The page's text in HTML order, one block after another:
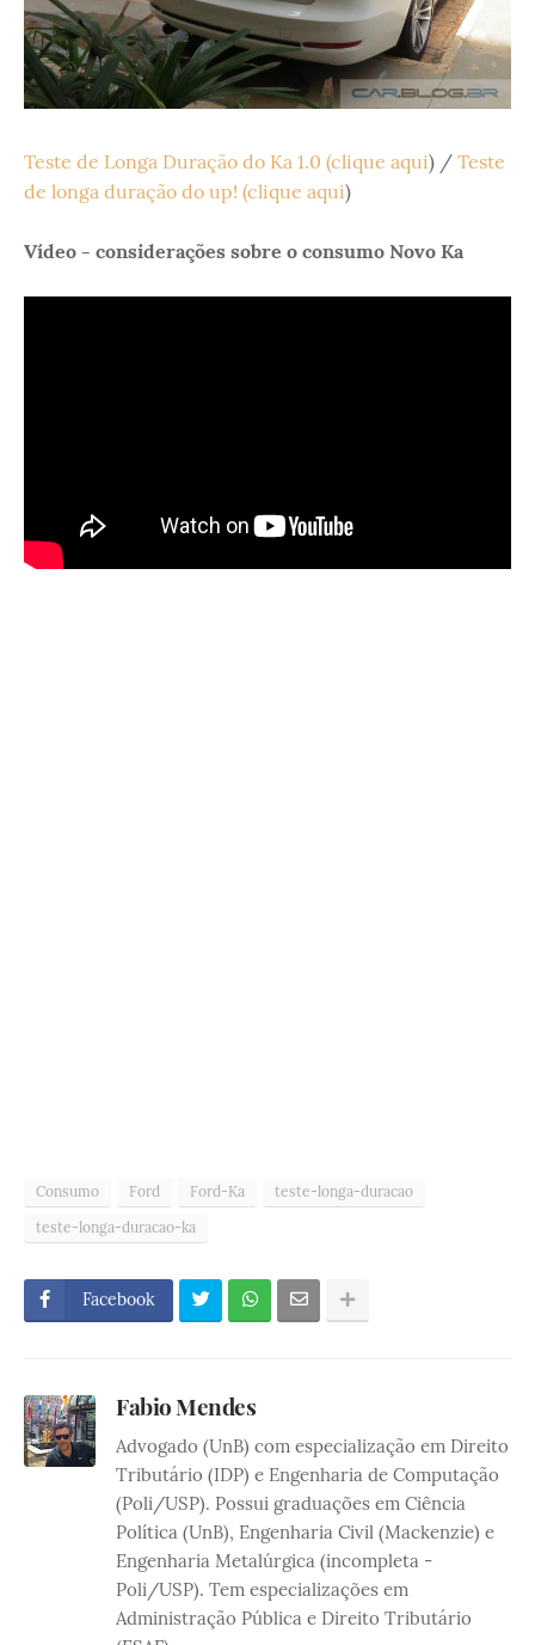
Teste de Longa Duração do Ka 1.0 (clique aqui) / Teste
de longa duração do up! (clique aqui)
Vídeo - considerações sobre o consumo Novo Ka
Consumo Ford Ford-Ka
teste-longa-duracao
teste-longa-duracao-ka
Facebook
Fabio Mendes
Advogado (UnB) com especialização em Direito
Tributário (IDP) e Engenharia de Computação
(Poli/USP). Possui graduações em Ciência
Política (UnB), Engenharia Civil (Mackenzie) e
Engenharia Metalúrgica (incompleta -
Poli/USP). Tem especializações em
Administração Pública e Direito Tributário